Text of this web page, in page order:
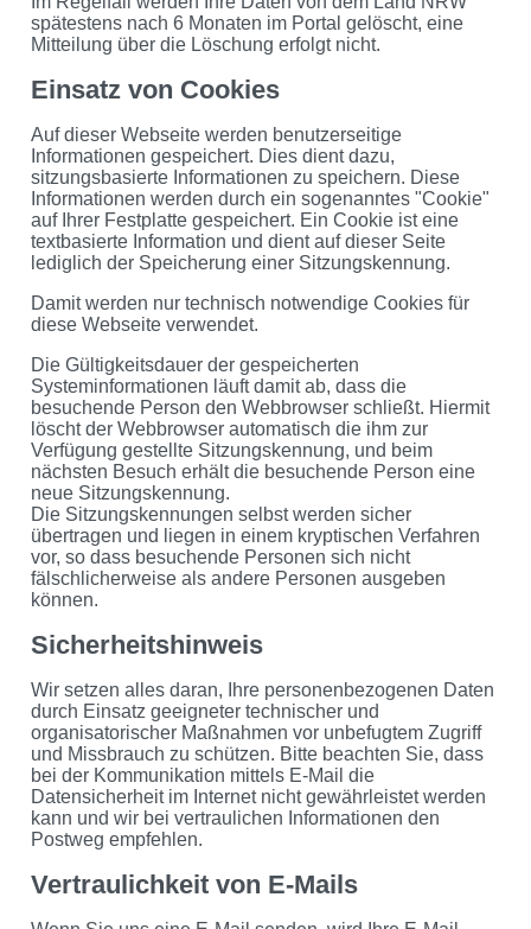
spätestens nach 6 Monaten im Portal gelöscht, eine
Mitteilung über die Löschung erfolgt nicht.
Einsatz von Cookies
Auf dieser Webseite werden benutzerseitige
Informationen gespeichert. Dies dient dazu,
sitzungsbasierte Informationen zu speichern. Diese
Informationen werden durch ein sogenanntes "Cookie"
auf Ihrer Festplatte gespeichert. Ein Cookie ist eine
textbasierte Information und dient auf dieser Seite
lediglich der Speicherung einer Sitzungskennung.
Damit werden nur technisch notwendige Cookies für
diese Webseite verwendet.
Die Gültigkeitsdauer der gespeicherten
Systeminformationen läuft damit ab, dass die
besuchende Person den Webbrowser schließt. Hiermit
löscht der Webbrowser automatisch die ihm zur
Verfügung gestellte Sitzungskennung, und beim
nächsten Besuch erhält die besuchende Person eine
neue Sitzungskennung.
Die Sitzungskennungen selbst werden sicher
übertragen und liegen in einem kryptischen Verfahren
vor, so dass besuchende Personen sich nicht
fälschlicherweise als andere Personen ausgeben
können.
Sicherheitshinweis
Wir setzen alles daran, Ihre personenbezogenen Daten
durch Einsatz geeigneter technischer und
organisatorischer Maßnahmen vor unbefugtem Zugriff
und Missbrauch zu schützen. Bitte beachten Sie, dass
bei der Kommunikation mittels E-Mail die
Datensicherheit im Internet nicht gewährleistet werden
kann und wir bei vertraulichen Informationen den
Postweg empfehlen.
Vertraulichkeit von E-Mails